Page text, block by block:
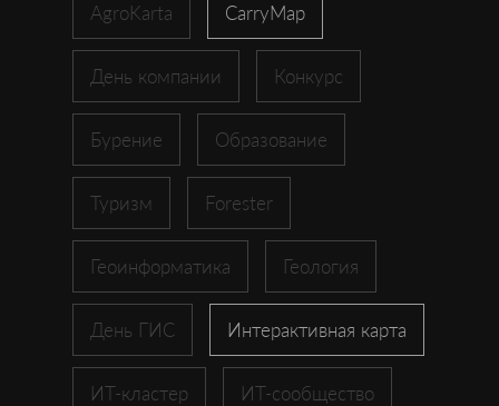
AgroKarta CarryMap
День компании Конкурс
Бурение Образование
Туризм Forester
Геоинформатика Геология
День ГИС Интерактивная карта
ИТ-кластер ИТ-сообщество